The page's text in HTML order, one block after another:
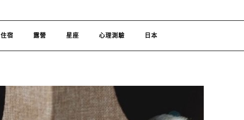
住宿 露營 星座 心理測驗 日本